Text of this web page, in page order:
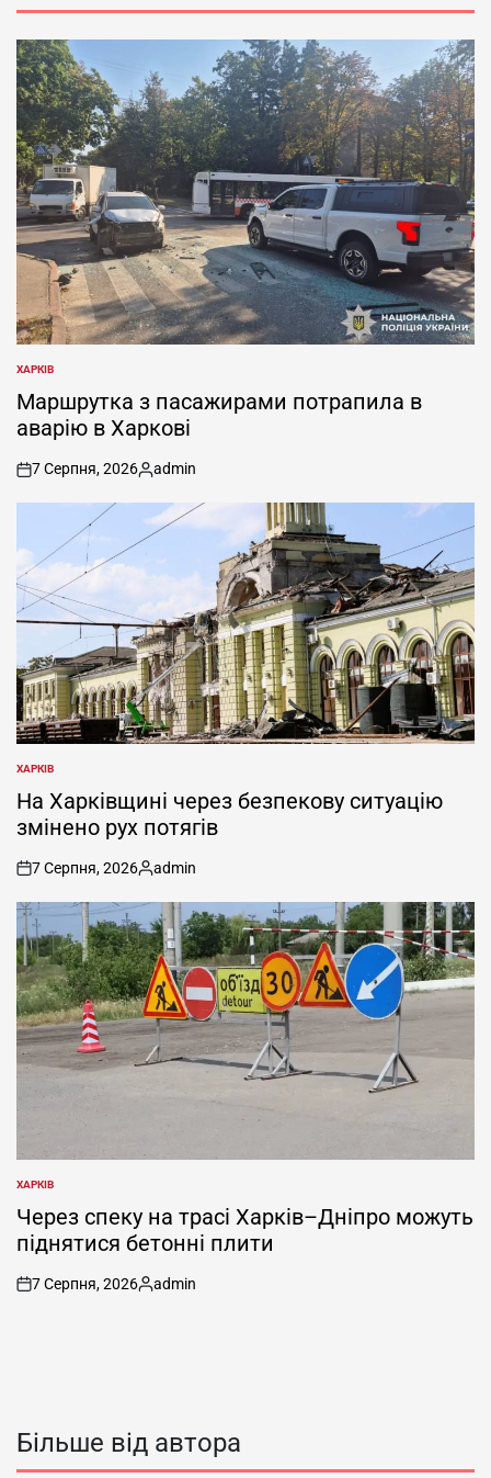
ОПУБЛІКУВАТИ
У
ХАРКІВ
Маршрутка з пасажирами потрапила в
аварію в Харкові
on
7 Серпня, 2026
Опубліковано
admin
ОПУБЛІКУВАТИ
У
ХАРКІВ
На Харківщині через безпекову ситуацію
змінено рух потягів
on
7 Серпня, 2026
Опубліковано
admin
ОПУБЛІКУВАТИ
У
ХАРКІВ
Через спеку на трасі Харків–Дніпро можуть
піднятися бетонні плити
on
7 Серпня, 2026
Опубліковано
admin
Більше від автора